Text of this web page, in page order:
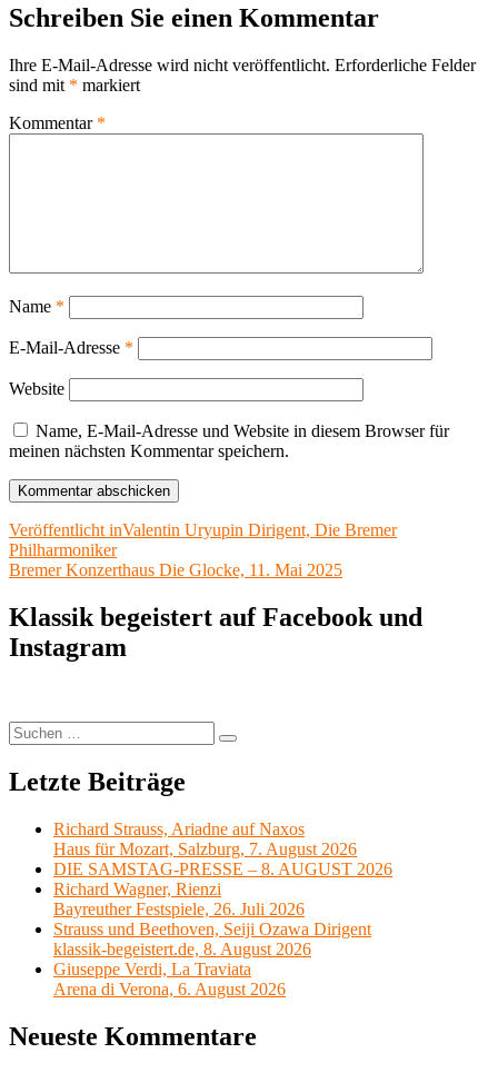
Schreiben Sie einen Kommentar
Ihre E-Mail-Adresse wird nicht veröffentlicht. Erforderliche Felder
sind mit * markiert
Kommentar *
Name *
E-Mail-Adresse *
Website
Name, E-Mail-Adresse und Website in diesem Browser für
meinen nächsten Kommentar speichern.
Beitragsnavigation
Veröffentlicht inValentin Uryupin Dirigent, Die Bremer
Philharmoniker
Bremer Konzerthaus Die Glocke, 11. Mai 2025
Klassik begeistert auf Facebook und
Instagram
Suchen
nach:
Suchen
Letzte Beiträge
Richard Strauss, Ariadne auf Naxos
Haus für Mozart, Salzburg, 7. August 2026
DIE SAMSTAG-PRESSE – 8. AUGUST 2026
Richard Wagner, Rienzi
Bayreuther Festspiele, 26. Juli 2026
Strauss und Beethoven, Seiji Ozawa Dirigent
klassik-begeistert.de, 8. August 2026
Giuseppe Verdi, La Traviata
Arena di Verona, 6. August 2026
Neueste Kommentare